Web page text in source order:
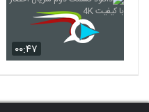
۰۰:۴۷